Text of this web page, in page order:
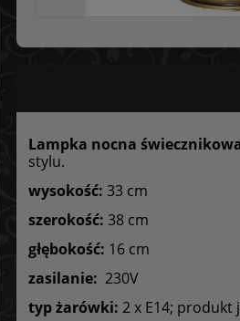
Lampka nocna
stylu.
wysokość: 33 cm
szerokość: 38 cm
głębokość: 16 cm
zasilanie: 230V
typ żarówki: 2 x E14; produkt